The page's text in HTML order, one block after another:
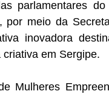
parlamentares
por meio da
inovadora
em Sergipe.
Mulheres